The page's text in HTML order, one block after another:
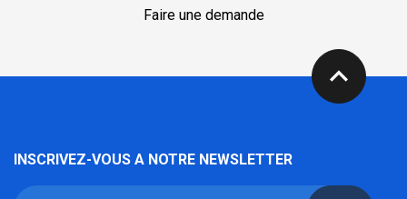
Faire une demande
expand_less
INSCRIVEZ-VOUS A NOTRE NEWSLETTER